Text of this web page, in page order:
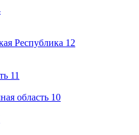
Республика 12
11
область 10